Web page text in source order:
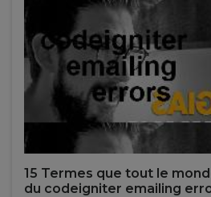
15 Termes que tout le
du codeigniter emailing